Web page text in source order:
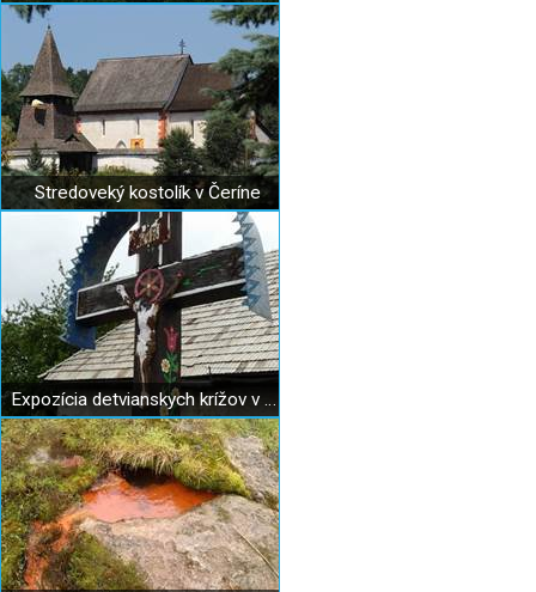
Stredoveký kostolík v Čeríne
Expozícia detvianskych krížov v Detve